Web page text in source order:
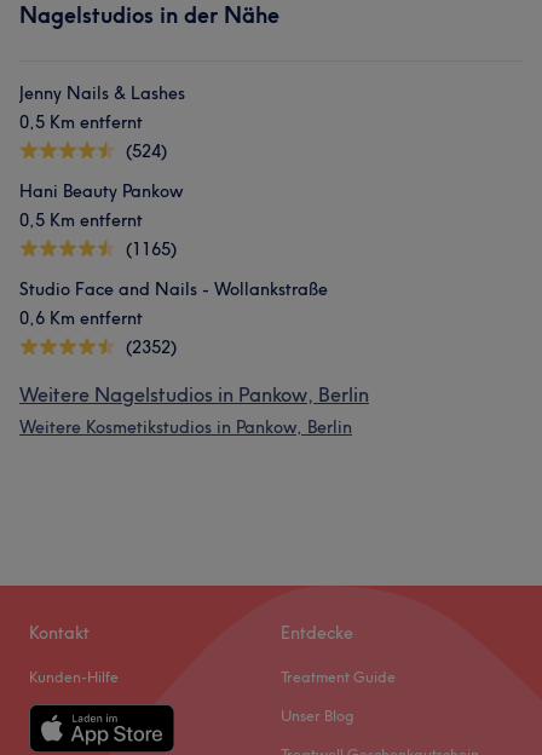
Nagelstudios in der Nähe
Jenny Nails & Lashes
0,5 Km entfernt
(524)
Hani Beauty Pankow
0,5 Km entfernt
(1165)
Studio Face and Nails - Wollankstraße
0,6 Km entfernt
(2352)
Weitere Nagelstudios in Pankow, Berlin
Weitere Kosmetikstudios in Pankow, Berlin
Kontakt
Kunden-Hilfe
Entdecke
Treatment Guide
Unser Blog